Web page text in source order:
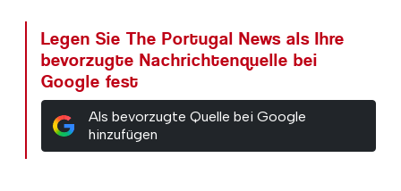
Legen Sie The Portugal News als Ihre
bevorzugte Nachrichtenquelle bei
Google fest
Als bevorzugte Quelle bei Google
hinzufügen